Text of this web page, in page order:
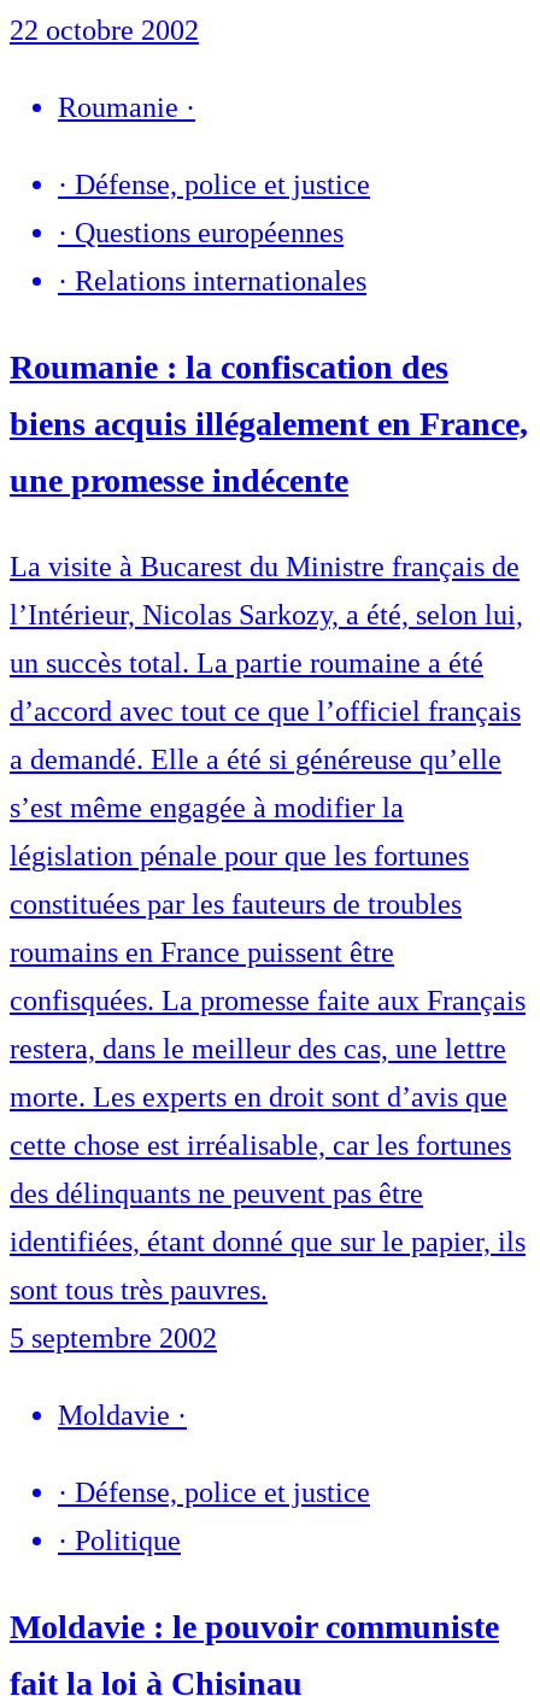
22 octobre 2002
Roumanie ·
· Défense, police et justice
· Questions européennes
· Relations internationales
Roumanie : la confiscation des
biens acquis illégalement en France,
une promesse indécente
La visite à Bucarest du Ministre français de
l’Intérieur, Nicolas Sarkozy, a été, selon lui,
un succès total. La partie roumaine a été
d’accord avec tout ce que l’officiel français
a demandé. Elle a été si généreuse qu’elle
s’est même engagée à modifier la
législation pénale pour que les fortunes
constituées par les fauteurs de troubles
roumains en France puissent être
confisquées. La promesse faite aux Français
restera, dans le meilleur des cas, une lettre
morte. Les experts en droit sont d’avis que
cette chose est irréalisable, car les fortunes
des délinquants ne peuvent pas être
identifiées, étant donné que sur le papier, ils
sont tous très pauvres.
5 septembre 2002
Moldavie ·
· Défense, police et justice
· Politique
Moldavie : le pouvoir communiste
fait la loi à Chisinau